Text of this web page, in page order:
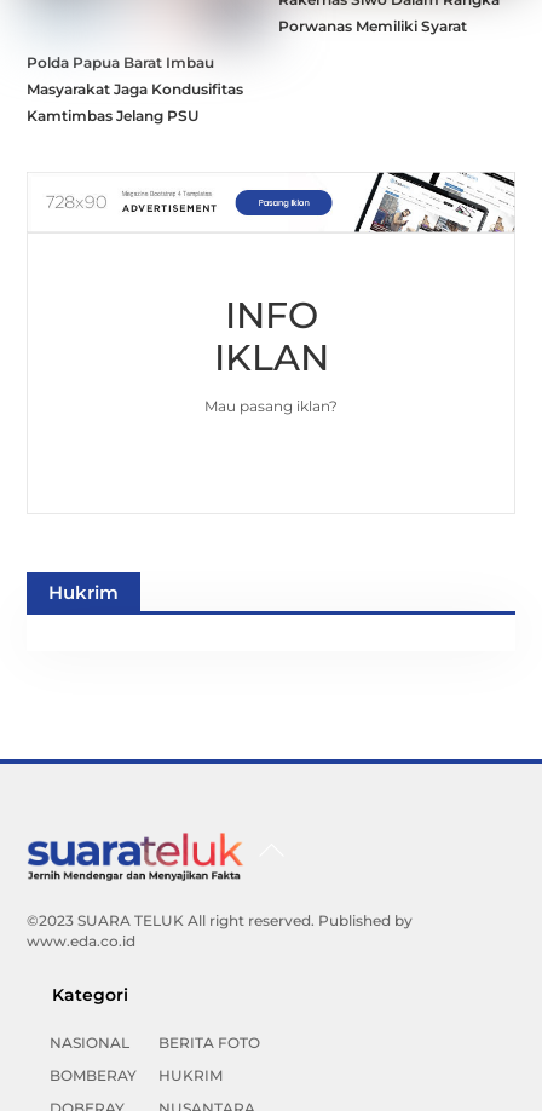
Polda Papua Barat Imbau
Masyarakat Jaga Kondusifitas
Kamtimbas Jelang PSU
Porwanas Memiliki Syarat
INFO
IKLAN
Mau pasang iklan?
Hukrim
©2023 SUARA TELUK All right reserved. Published by
www.eda.co.id
Kategori
NASIONAL
BOMBERAY
BERITA FOTO
HUKRIM